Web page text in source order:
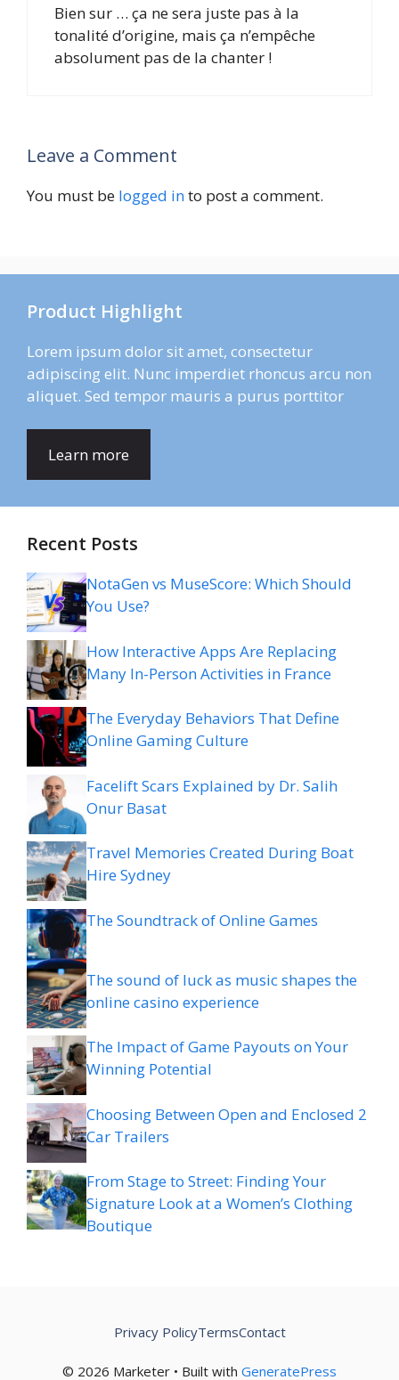
Bien sur … ça ne sera juste pas à la
tonalité d’origine, mais ça n’empêche
absolument pas de la chanter !
Leave a Comment
You must be logged into post a comment.
Product Highlight
Lorem ipsum dolor sit amet, consectetur
adipiscing elit. Nunc imperdiet rhoncus arcu non
aliquet. Sed tempor mauris a purus porttitor
Learn more
Recent Posts
NotaGen vs MuseScore: Which Should
You Use?
How Interactive Apps Are Replacing
Many In-Person Activities in France
The Everyday Behaviors That Define
Online Gaming Culture
Facelift Scars Explained by Dr. Salih
Onur Basat
Travel Memories Created During Boat
Hire Sydney
The Soundtrack of Online Games
The sound of luck as music shapes the
online casino experience
The Impact of Game Payouts on Your
Winning Potential
Choosing Between Open and Enclosed 2
Car Trailers
From Stage to Street: Finding Your
Signature Look at a Women’s Clothing
Boutique
© 2026 Marketer • Built with GeneratePress
Privacy PolicyTermsContact